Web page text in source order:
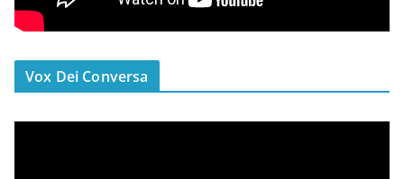
Vox Dei Conversa